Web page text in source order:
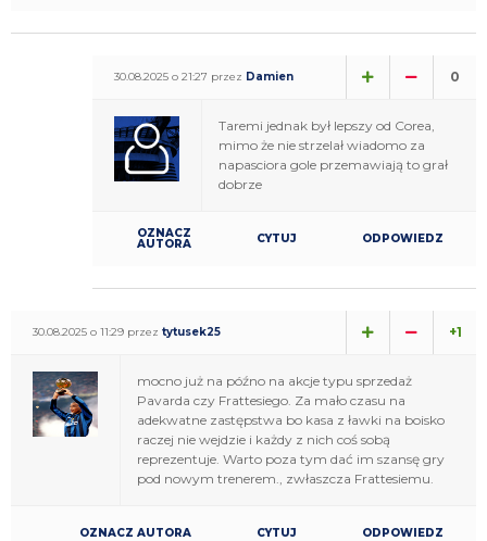
30.08.2025 o 21:27 przez Damien 0
Taremi jednak był lepszy od Corea,
mimo że nie strzelał wiadomo za
napasciora gole przemawiają to grał
dobrze
OZNACZ
AUTORA CYTUJ ODPOWIEDZ
30.08.2025 o 11:29 przez tytusek25 +1
mocno już na późno na akcje typu sprzedaż
Pavarda czy Frattesiego. Za mało czasu na
adekwatne zastępstwa bo kasa z ławki na boisko
raczej nie wejdzie i każdy z nich coś sobą
reprezentuje. Warto poza tym dać im szansę gry
pod nowym trenerem., zwłaszcza Frattesiemu.
OZNACZ AUTORA CYTUJ ODPOWIEDZ